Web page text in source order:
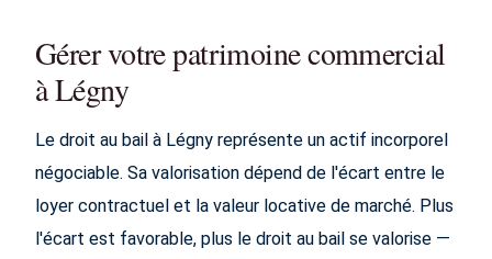
Gérer votre patrimoine commercial
à Légny
Le droit au bail à Légny représente un actif incorporel
négociable. Sa valorisation dépend de l'écart entre le
loyer contractuel et la valeur locative de marché. Plus
l'écart est favorable, plus le droit au bail se valorise —